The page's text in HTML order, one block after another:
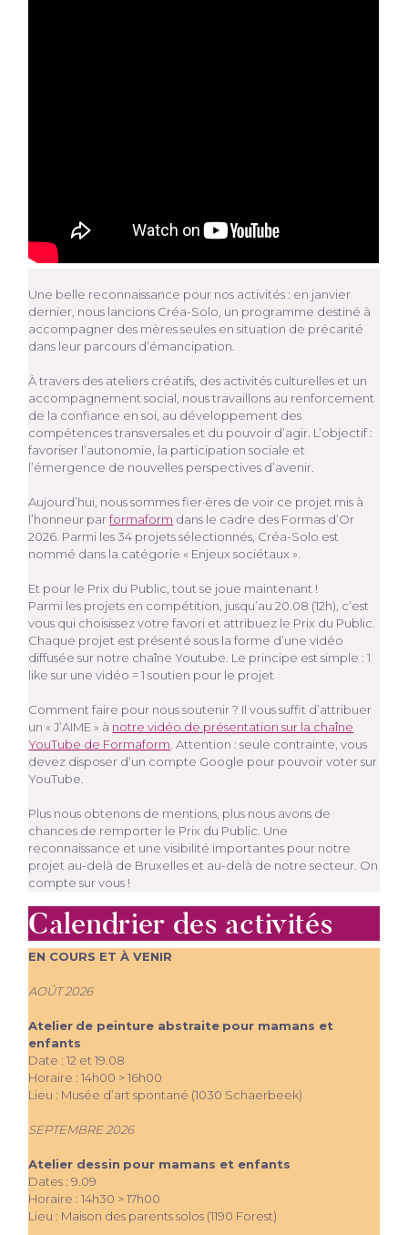
Une belle reconnaissance pour nos activités : en janvier
dernier, nous lancions Créa-Solo, un programme destiné à
accompagner des mères seules en situation de précarité
dans leur parcours d’émancipation.
À travers des ateliers créatifs, des activités culturelles et un
accompagnement social, nous travaillons au renforcement
de la confiance en soi, au développement des
compétences transversales et du pouvoir d’agir. L’objectif :
favoriser l’autonomie, la participation sociale et
l’émergence de nouvelles perspectives d’avenir.
Aujourd’hui, nous sommes fier·ères de voir ce projet mis à
l’honneur parformaform dans le cadre des Formas d’Or
2026. Parmi les 34 projets sélectionnés, Créa-Solo est
nommé dans la catégorie « Enjeux sociétaux ».
Et pour le Prix du Public, tout se joue maintenant !
Parmi les projets en compétition, jusqu’au 20.08 (12h), c’est
vous qui choisissez votre favori et attribuez le Prix du Public.
Chaque projet est présenté sous la forme d’une vidéo
diffusée sur notre chaîne Youtube. Le principe est simple : 1
like sur une vidéo = 1 soutien pour le projet
Comment faire pour nous soutenir ? Il vous suffit d’attribuer
un « J’AIME » à notre vidéo de présentation sur la chaîne
YouTube de Formaform . Attention : seule contrainte, vous
devez disposer d’un compte Google pour pouvoir voter sur
YouTube.
Plus nous obtenons de mentions, plus nous avons de
chances de remporter le Prix du Public. Une
reconnaissance et une visibilité importantes pour notre
projet au-delà de Bruxelles et au-delà de notre secteur. On
compte sur vous !
Calendrier des activités
EN COURS ET À VENIR
AOÛT 2026
Atelier de peinture abstraite pour mamans et
enfants
Date : 12 et 19.08
Horaire : 14h00 > 16h00
Lieu : Musée d’art spontané (1030 Schaerbeek)
SEPTEMBRE 2026
Atelier dessin pour mamans et enfants
Dates : 9.09
Horaire : 14h30 > 17h00
Lieu : Maison des parents solos (1190 Forest)